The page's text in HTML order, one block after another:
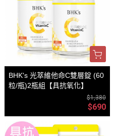
BHK's 光萃維他命C雙層錠 (60
粒/瓶)2瓶組【具抗氧化】
$1,380
$690